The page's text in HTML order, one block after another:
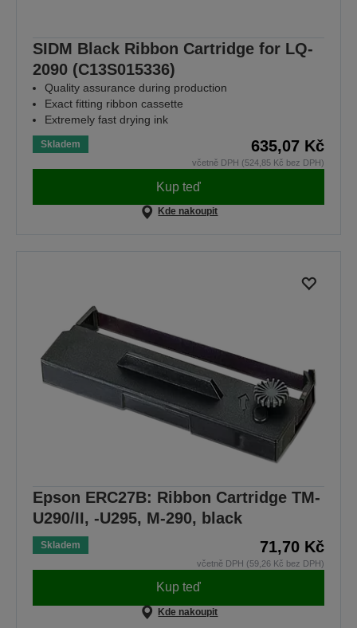
SIDM Black Ribbon Cartridge for LQ-
2090 (C13S015336)
Quality assurance during production
Exact fitting ribbon cassette
Extremely fast drying ink
Skladem 635,07 Kč
včetně DPH (524,85 Kč bez DPH)
Kup teď
Kde nakoupit
Epson ERC27B: Ribbon Cartridge TM-
U290/II, -U295, M-290, black
Skladem 71,70 Kč
včetně DPH (59,26 Kč bez DPH)
Kup teď
Kde nakoupit